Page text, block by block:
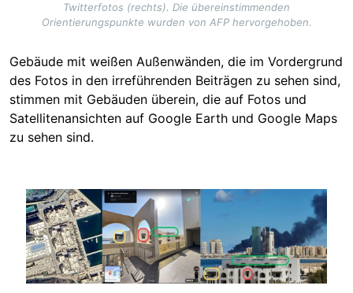
Twitterfotos (rechts). Die übereinstimmenden
Orientierungspunkte wurden von AFP hervorgehoben.
Gebäude mit weißen Außenwänden, die im Vordergrund
des Fotos in den irreführenden Beiträgen zu sehen sind,
stimmen mit Gebäuden überein, die auf Fotos und
Satellitenansichten auf Google Earth und Google Maps
zu sehen sind.
Image